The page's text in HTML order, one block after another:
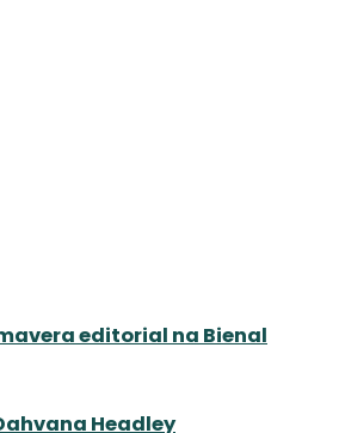
editorial na Bienal
Headley